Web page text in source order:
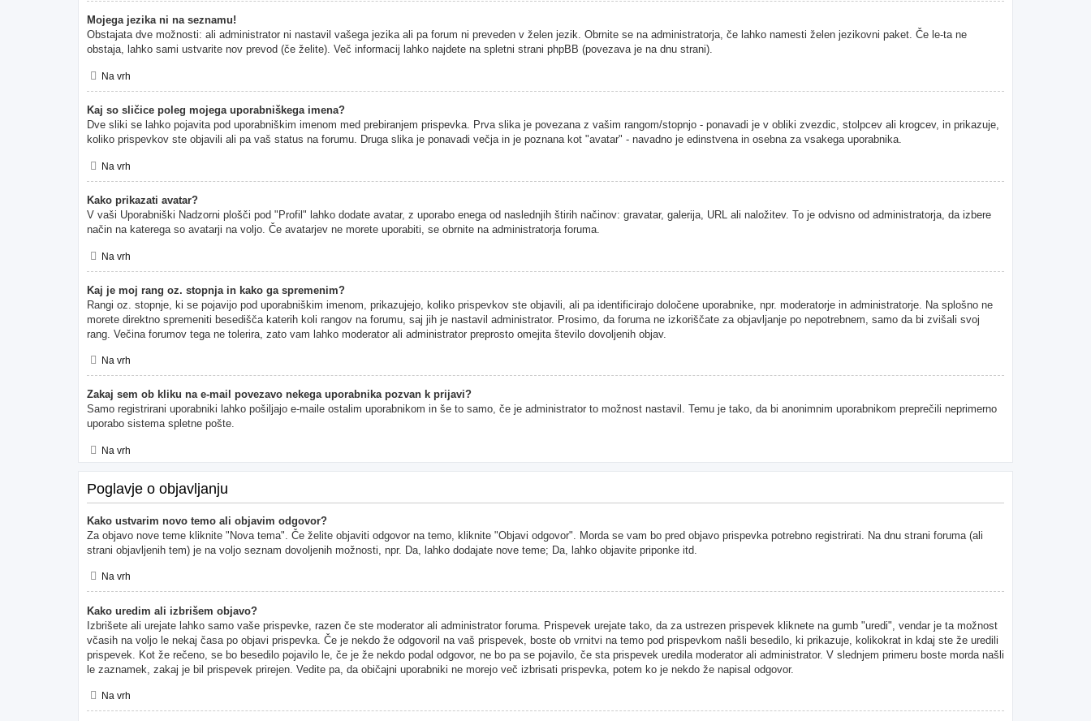
Mojega jezika ni na seznamu!
Obstajata dve možnosti: ali administrator ni nastavil vašega jezika ali pa forum ni preveden v želen jezik. Obrnite se na administratorja, če lahko namesti želen jezikovni paket. Če le-ta ne
obstaja, lahko sami ustvarite nov prevod (če želite). Več informacij lahko najdete na spletni strani phpBB (povezava je na dnu strani).
Na vrh
Kaj so sličice poleg mojega uporabniškega imena?
Dve sliki se lahko pojavita pod uporabniškim imenom med prebiranjem prispevka. Prva slika je povezana z vašim rangom/stopnjo - ponavadi je v obliki zvezdic, stolpcev ali krogcev, in prikazuje,
koliko prispevkov ste objavili ali pa vaš status na forumu. Druga slika je ponavadi večja in je poznana kot "avatar" - navadno je edinstvena in osebna za vsakega uporabnika.
Na vrh
Kako prikazati avatar?
V vaši Uporabniški Nadzorni plošči pod "Profil" lahko dodate avatar, z uporabo enega od naslednjih štirih načinov: gravatar, galerija, URL ali naložitev. To je odvisno od administratorja, da izbere
način na katerega so avatarji na voljo. Če avatarjev ne morete uporabiti, se obrnite na administratorja foruma.
Na vrh
Kaj je moj rang oz. stopnja in kako ga spremenim?
Rangi oz. stopnje, ki se pojavijo pod uporabniškim imenom, prikazujejo, koliko prispevkov ste objavili, ali pa identificirajo določene uporabnike, npr. moderatorje in administratorje. Na splošno ne
morete direktno spremeniti besedišča katerih koli rangov na forumu, saj jih je nastavil administrator. Prosimo, da foruma ne izkoriščate za objavljanje po nepotrebnem, samo da bi zvišali svoj
rang. Večina forumov tega ne tolerira, zato vam lahko moderator ali administrator preprosto omejita število dovoljenih objav.
Na vrh
Zakaj sem ob kliku na e-mail povezavo nekega uporabnika pozvan k prijavi?
Samo registrirani uporabniki lahko pošiljajo e-maile ostalim uporabnikom in še to samo, če je administrator to možnost nastavil. Temu je tako, da bi anonimnim uporabnikom preprečili neprimerno
uporabo sistema spletne pošte.
Na vrh
Poglavje o objavljanju
Kako ustvarim novo temo ali objavim odgovor?
Za objavo nove teme kliknite "Nova tema". Če želite objaviti odgovor na temo, kliknite "Objavi odgovor". Morda se vam bo pred objavo prispevka potrebno registrirati. Na dnu strani foruma (ali
strani objavljenih tem) je na voljo seznam dovoljenih možnosti, npr. Da, lahko dodajate nove teme; Da, lahko objavite priponke itd.
Na vrh
Kako uredim ali izbrišem objavo?
Izbrišete ali urejate lahko samo vaše prispevke, razen če ste moderator ali administrator foruma. Prispevek urejate tako, da za ustrezen prispevek kliknete na gumb "uredi", vendar je ta možnost
včasih na voljo le nekaj časa po objavi prispevka. Če je nekdo že odgovoril na vaš prispevek, boste ob vrnitvi na temo pod prispevkom našli besedilo, ki prikazuje, kolikokrat in kdaj ste že uredili
prispevek. Kot že rečeno, se bo besedilo pojavilo le, če je že nekdo podal odgovor, ne bo pa se pojavilo, če sta prispevek uredila moderator ali administrator. V slednjem primeru boste morda našli
le zaznamek, zakaj je bil prispevek prirejen. Vedite pa, da običajni uporabniki ne morejo več izbrisati prispevka, potem ko je nekdo že napisal odgovor.
Na vrh